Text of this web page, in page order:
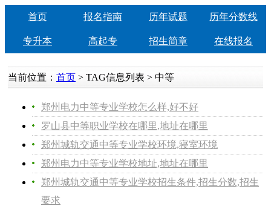
首页 报名指南 历年试题 历年分数线
专升本 高起专 招生简章 在线报名
当前位置： 首页 > TAG信息列表 > 中等
郑州电力中等专业学校怎么样,好不好
​罗山县中等职业学校在哪里,地址在哪里
郑州城轨交通中等专业学校环境,寝室环境
郑州电力中等专业学校地址,地址在哪里
郑州城轨交通中等专业学校招生条件,招生分数,招生
要求